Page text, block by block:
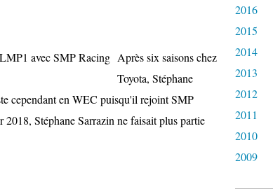
Après six saisons chez
Toyota, Stéphane
cependant en WEC puisqu'il rejoint SMP
Stéphane Sarrazin ne faisait plus partie
2016
2015
2014
2013
2012
2011
2010
2009